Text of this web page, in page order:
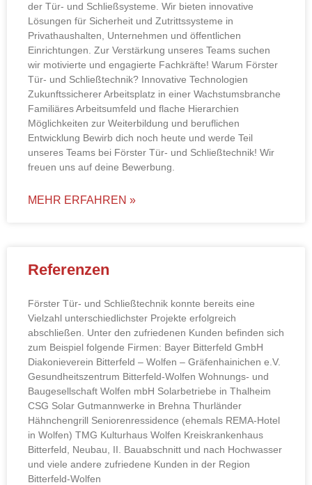
der Tür- und Schließsysteme. Wir bieten innovative
Lösungen für Sicherheit und Zutrittssysteme in
Privathaushalten, Unternehmen und öffentlichen
Einrichtungen. Zur Verstärkung unseres Teams suchen
wir motivierte und engagierte Fachkräfte! Warum Förster
Tür- und Schließtechnik? Innovative Technologien
Zukunftssicherer Arbeitsplatz in einer Wachstumsbranche
Familiäres Arbeitsumfeld und flache Hierarchien
Möglichkeiten zur Weiterbildung und beruflichen
Entwicklung Bewirb dich noch heute und werde Teil
unseres Teams bei Förster Tür- und Schließtechnik! Wir
freuen uns auf deine Bewerbung.
MEHR ERFAHREN »
Referenzen
Förster Tür- und Schließtechnik konnte bereits eine
Vielzahl unterschiedlichster Projekte erfolgreich
abschließen. Unter den zufriedenen Kunden befinden sich
zum Beispiel folgende Firmen: Bayer Bitterfeld GmbH
Diakonieverein Bitterfeld – Wolfen – Gräfenhainichen e.V.
Gesundheitszentrum Bitterfeld-Wolfen Wohnungs- und
Baugesellschaft Wolfen mbH Solarbetriebe in Thalheim
CSG Solar Gutmannwerke in Brehna Thurländer
Hähnchengrill Seniorenressidence (ehemals REMA-Hotel
in Wolfen) TMG Kulturhaus Wolfen Kreiskrankenhaus
Bitterfeld, Neubau, II. Bauabschnitt und nach Hochwasser
und viele andere zufriedene Kunden in der Region
Bitterfeld-Wolfen